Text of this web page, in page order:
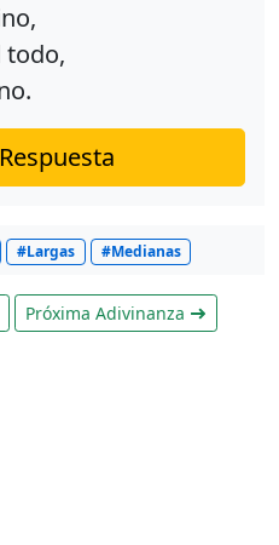
todo,
#Largas #Medianas
Próxima Adivinanza